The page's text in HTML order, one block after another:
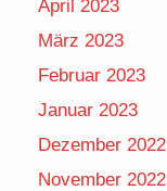
April 2023
März 2023
Februar 2023
Januar 2023
Dezember 2022
November 2022